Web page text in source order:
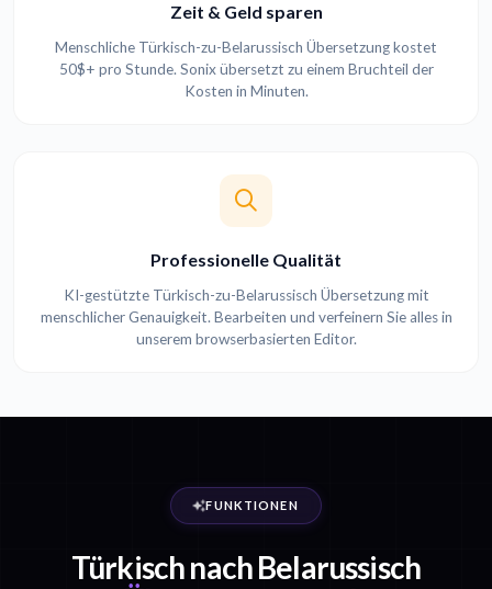
Zeit & Geld sparen
Menschliche Türkisch-zu-Belarussisch Übersetzung kostet
50$+ pro Stunde. Sonix übersetzt zu einem Bruchteil der
Kosten in Minuten.
Professionelle Qualität
KI-gestützte Türkisch-zu-Belarussisch Übersetzung mit
menschlicher Genauigkeit. Bearbeiten und verfeinern Sie alles in
unserem browserbasierten Editor.
FUNKTIONEN
Türkisch nach Belarussisch